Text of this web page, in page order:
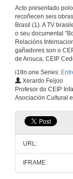
Acto presentado
recoñecen seis
Brasil (1). A TV
o seu documental
Relacións
gañadores son o
de Arouca, CEIP
i18n.one.Series:
Xerardo Feijoo
Profesor do CEIP
Asociación Cultural
URL:
IFRAME: